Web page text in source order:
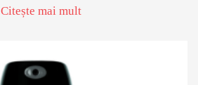
Citește mai mult